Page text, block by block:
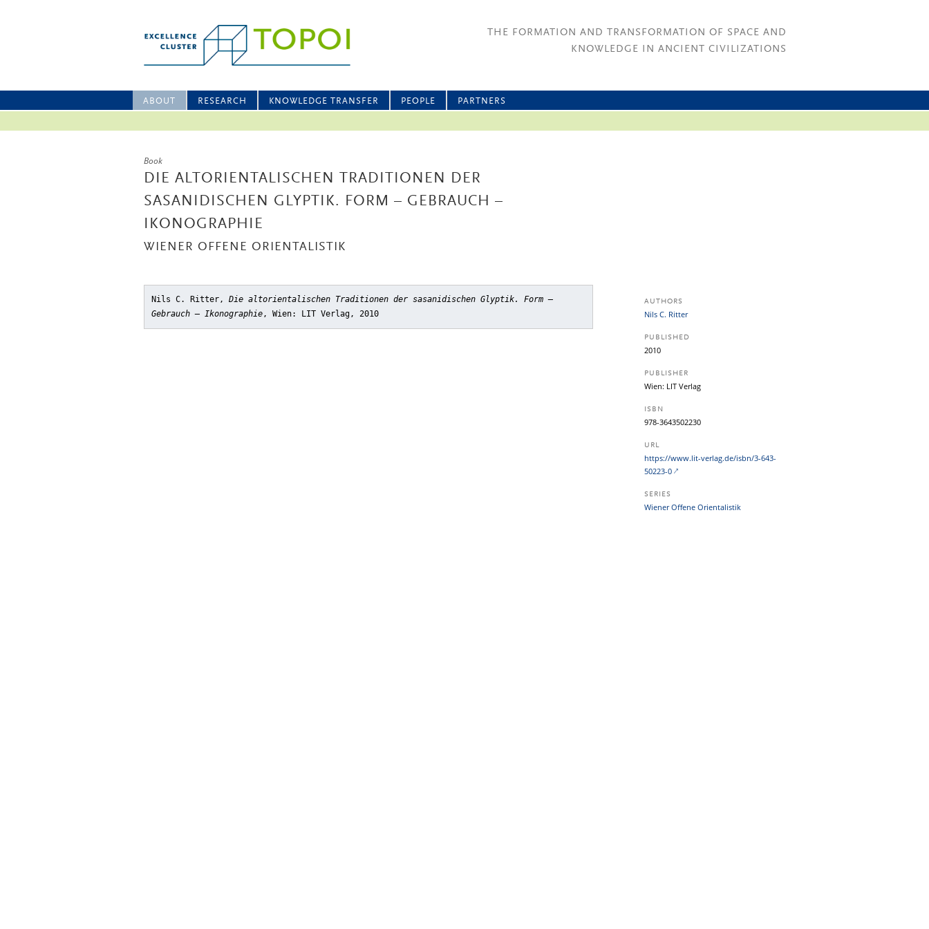
THE FORMATION AND TRANSFORMATION OF SPACE AND
KNOWLEDGE IN ANCIENT CIVILIZATIONS
ABOUT RESEARCH KNOWLEDGE TRANSFER PEOPLE PARTNERS
Book
DIE ALTORIENTALISCHEN TRADITIONEN DER
SASANIDISCHEN GLYPTIK. FORM – GEBRAUCH –
IKONOGRAPHIE
WIENER OFFENE ORIENTALISTIK
Nils C. Ritter, Die altorientalischen Traditionen der sasanidischen Glyptik. Form –
Gebrauch – Ikonographie, Wien: LIT Verlag, 2010
AUTHORS
Nils C. Ritter
PUBLISHED
2010
PUBLISHER
Wien: LIT Verlag
ISBN
978-3643502230
URL
https:/​/​www.lit-verlag.de/​isbn/​3-643-
50223-0
SERIES
Wiener Offene Orientalistik